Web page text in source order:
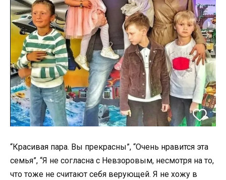
“Красивая пара. Вы прекрасны”, “Очень нравится эта
семья”, “Я не согласна с Невзоровым, несмотря на то,
что тоже не считают себя верующей. Я не хожу в